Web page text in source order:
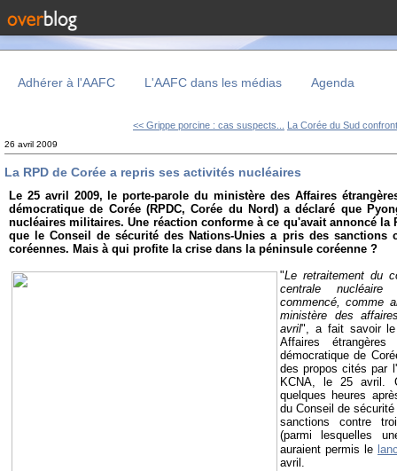
Adhérer à l'AAFC L'AAFC dans les médias Agenda
<< Grippe porcine : cas suspects... La Corée du Sud
26 avril 2009
La RPD de Corée a repris ses activités nucléaires
Le 25 avril 2009, le porte-parole du ministère des Affaires
démocratique de Corée (RPDC, Corée du Nord) a déclaré que
nucléaires militaires. Une réaction conforme à ce qu'avait annoncé la
que le Conseil de sécurité des Nations-Unies a pris des sanctions
coréennes. Mais à qui profite la crise dans la péninsule coréenne ?
"Le retraitement du
centrale
commencé, comme
ministère des
avril", a fait savoir le
Affaires
démocratique de
des propos cités par
KCNA, le 25 avril.
quelques heures
du Conseil de
sanctions contre
(parmi lesquelles
auraient permis le
avril.